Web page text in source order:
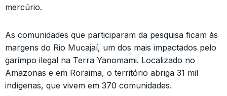
mercúrio.
As comunidades que participaram da pesquisa ficam às
margens do Rio Mucajaí, um dos mais impactados pelo
garimpo ilegal na Terra Yanomami. Localizado no
Amazonas e em Roraima, o território abriga 31 mil
indígenas, que vivem em 370 comunidades.